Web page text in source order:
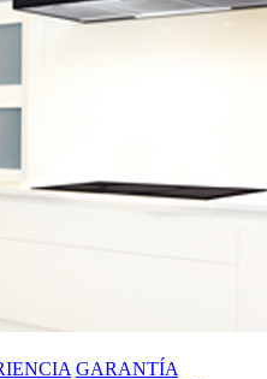
GARANTÍA